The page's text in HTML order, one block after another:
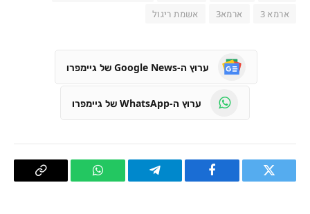
ארמא 3
ארמא3 אשמת ריגול
ערוץ ה-Google News של גיימפרו
ערוץ ה-WhatsApp של גיימפרו
טוויטר פייסבוק Telegram
WhatsApp העתק